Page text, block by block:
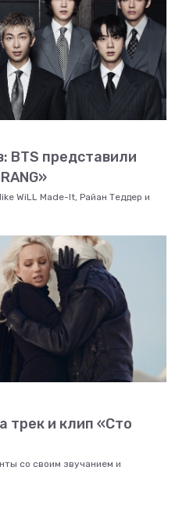
BTS представили
WiLL Made-It, Райан Теддер и
трек и клип «Сто
со своим звучанием и